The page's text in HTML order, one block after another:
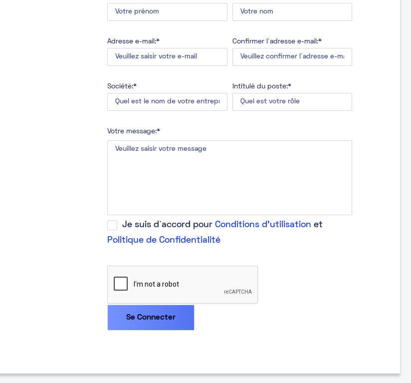
Adresse e-mail:* Confirmer l`adresse e-mail:*
Société:* Intitulé du poste:*
Votre message:*
Je suis d`accord pour Conditions d'utilisation et
Politique de Confidentialité